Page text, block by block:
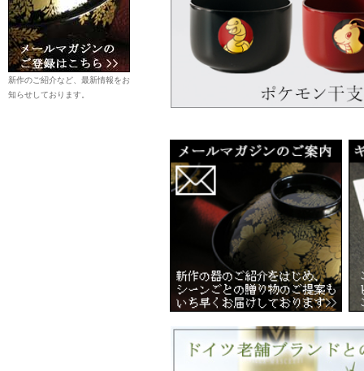
新作のご紹介など、最新情報をお
知らせしております。